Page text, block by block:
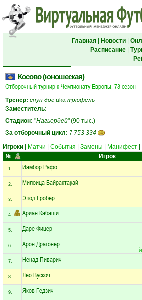
Главная| Новости|
Расписание|
Косово (юношеская)
Отборочный турнир к Чемпионату Европы, 73 сезон
Тренер: снуп дог aka трюфель
Заместитель: -
Стадион: "Нагьердей" (90 тыс.)
За отборочный цикл: 7 753 334
Игроки
Матчи События Замены Манифест
№ Игрок
1. Иамбор Рафо
2. Милоица Байрактарай
3. Элод Гробер
4. Ариан Кабаши
5. Даре Фицер
6. Арон Драгонер
7. Ненад Пиварич
8. Лео Вускоч
9. Яков Гедзич